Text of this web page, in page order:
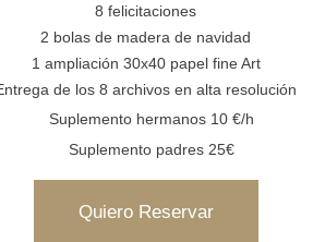
8 felicitaciones
2 bolas de madera de navidad
1 ampliación 30x40 papel fine Art
de los 8 archivos en alta resolución
Suplemento hermanos 10 €/h
Suplemento padres 25€
Quiero Reservar